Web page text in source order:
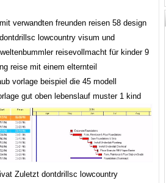
verwandten freunden reisen 58 design
lowcountry visum und
reisevollmacht für kinder 9
reise mit einem elternteil
vorlage beispiel die 45 modell
gut oben lebenslauf muster 1 kind
Zuletzt dontdrillsc lowcountry